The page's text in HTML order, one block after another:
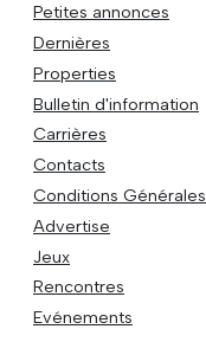
Petites annonces
Dernières
Properties
Bulletin d'information
Carrières
Contacts
Conditions Générales
Advertise
Jeux
Rencontres
Evénements